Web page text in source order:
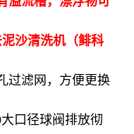
沙清洗机（鲱科
滤网，方便更换
口径球阀排放彻